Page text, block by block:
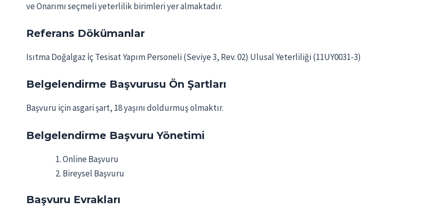
ve Onarımı seçmeli yeterlilik birimleri yer almaktadır.
Referans Dökümanlar
Isıtma Doğalgaz İç Tesisat Yapım Personeli (Seviye 3, Rev. 02) Ulusal Yeterliliği (11UY0031-3)
Belgelendirme Başvurusu Ön Şartları
Başvuru için asgari şart, 18 yaşını doldurmuş olmaktır.
Belgelendirme Başvuru Yönetimi
Online Başvuru
Bireysel Başvuru
Başvuru Evrakları